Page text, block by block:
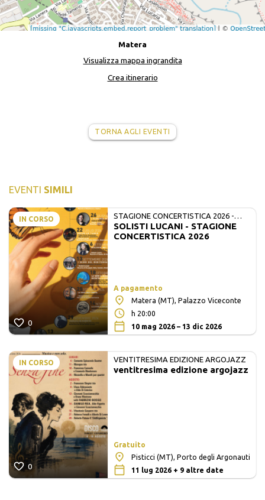
Matera
Visualizza mappa ingrandita
Crea itinerario
TORNA AGLI EVENTI
EVENTI SIMILI
IN CORSO
0
STAGIONE CONCERTISTICA 2026 -
MATE E SOLISTI LUCANI
SOLISTI LUCANI - STAGIONE
CONCERTISTICA 2026
A pagamento
Matera (MT), Palazzo Viceconte
h 20:00
10 mag 2026 – 13 dic 2026
IN CORSO
0
VENTITRESIMA EDIZIONE ARGOJAZZ
ventitresima edizione argojazz
Gratuito
Pisticci (MT), Porto degli Argonauti
11 lug 2026 + 9 altre date